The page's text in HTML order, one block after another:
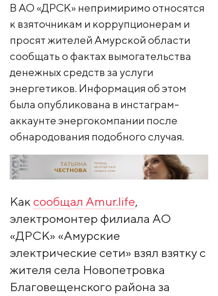
В АО «ДРСК» непримиримо относятся
к взяточникам и коррупционерам и
просят жителей Амурской области
сообщать о фактах вымогательства
денежных средств за услуги
энергетиков. Информация об этом
была опубликована в инстаграм-
аккаунте энергокомпании после
обнародования подобного случая.
Как сообщал Amur.life,
электромонтер филиала АО
«ДРСК» «Амурские
электрические сети» взял взятку с
жителя села Новопетровка
Благовещенского района за